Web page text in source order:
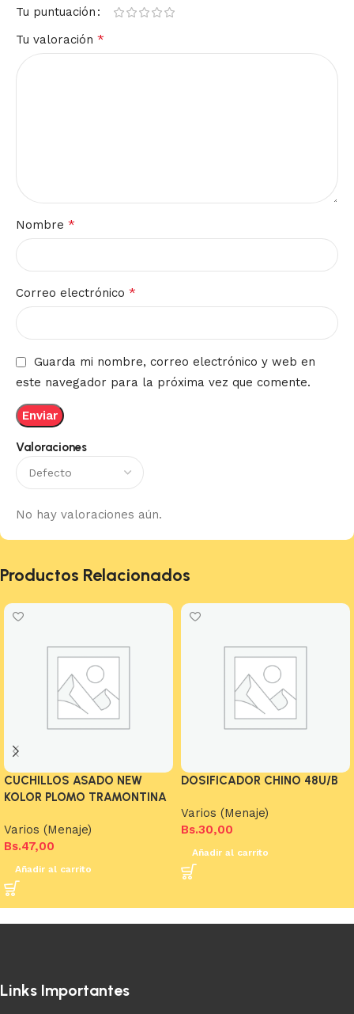
Valoraciones
No hay valoraciones aún.
Tu puntuación
Tu valoración *
Nombre *
Correo electrónico *
Guarda mi nombre, correo electrónico y web en
este navegador para la próxima vez que comente.
Productos Relacionados
CUCHILLOS ASADO NEW
KOLOR PLOMO TRAMONTINA
Varios (Menaje)
Bs.47,00
Añadir al carrito
DOSIFICADOR CHINO 48U/B
Varios (Menaje)
Bs.30,00
Añadir al carrito
Links Importantes